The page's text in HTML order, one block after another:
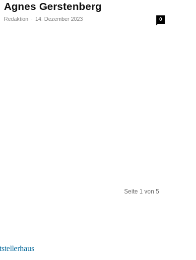
Agnes Gerstenberg
Redaktion - 14. Dezember 2023 0
Seite 1 von 5